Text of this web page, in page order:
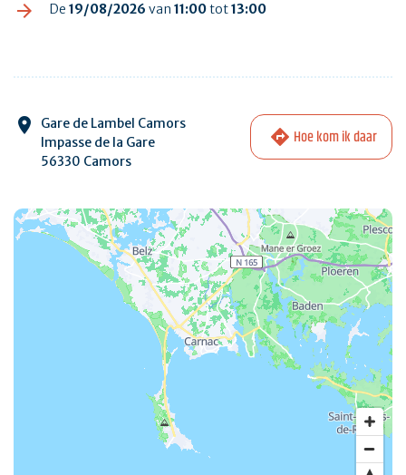
De 19/08/2026 van 11:00tot13:00
Gare de Lambel Camors
Impasse de la Gare
56330 Camors
Hoe kom ik daar